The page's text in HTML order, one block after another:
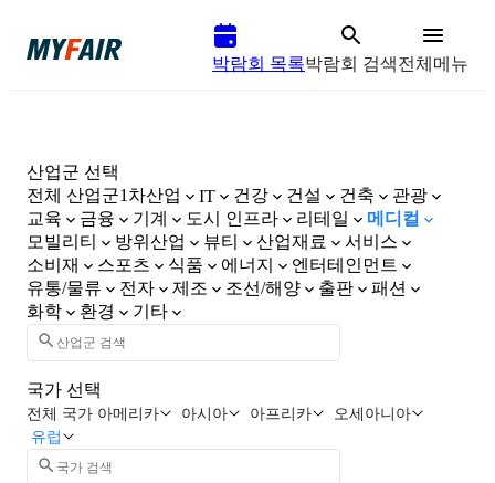
박람회 목록박람회 검색전체메뉴
산업군 선택
전체 산업군1차산업 IT 건강 건설 건축
관광
교육
금융 기계 도시 인프라 리테일
메디컬
모빌리티
방위산업 뷰티 산업재료
서비스
소비재
스포츠 식품 에너지
엔터테인먼트
유통/물류
전자 제조 조선/해양 출판
패션
화학
환경 기타
국가 선택
전체 국가 아메리카 아시아 아프리카
오세아니아
유럽